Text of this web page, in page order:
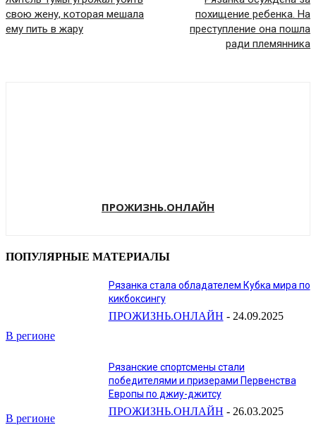
свою жену, которая мешала
ему пить в жару
похищение ребенка. На
преступление она пошла
ради племянника
ПРОЖИЗНЬ.ОНЛАЙН
ПОПУЛЯРНЫЕ МАТЕРИАЛЫ
В регионе
Рязанка стала обладателем Кубка мира по
кикбоксингу
ПРОЖИЗНЬ.ОНЛАЙН - 24.09.2025
В регионе
Рязанские спортсмены стали
победителями и призерами Первенства
Европы по джиу-джитсу
ПРОЖИЗНЬ.ОНЛАЙН - 26.03.2025